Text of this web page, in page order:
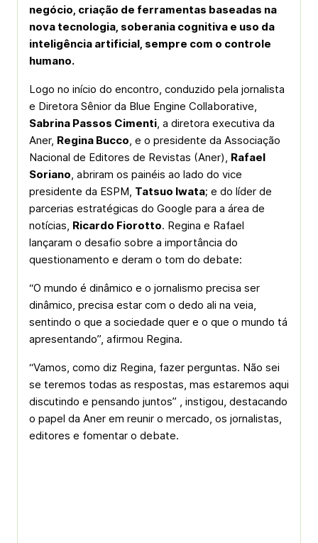
negócio, criação de ferramentas baseadas na
nova tecnologia, soberania cognitiva e uso da
inteligência artificial, sempre com o controle
humano.
Logo no início do encontro, conduzido pela jornalista
e Diretora Sênior da Blue Engine Collaborative,
Sabrina Passos Cimenti, a diretora executiva da
Aner, Regina Bucco, e o presidente da Associação
Nacional de Editores de Revistas (Aner), Rafael
Soriano, abriram os painéis ao lado do vice
presidente da ESPM, Tatsuo Iwata; e do líder de
parcerias estratégicas do Google para a área de
notícias, Ricardo Fiorotto. Regina e Rafael
lançaram o desafio sobre a importância do
questionamento e deram o tom do debate:
“O mundo é dinâmico e o jornalismo precisa ser
dinâmico, precisa estar com o dedo ali na veia,
sentindo o que a sociedade quer e o que o mundo tá
apresentando”, afirmou Regina.
“Vamos, como diz Regina, fazer perguntas. Não sei
se teremos todas as respostas, mas estaremos aqui
discutindo e pensando juntos” , instigou, destacando
o papel da Aner em reunir o mercado, os jornalistas,
editores e fomentar o debate.